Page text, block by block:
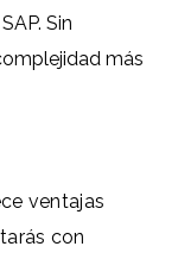
Sin
más
ventajas
con